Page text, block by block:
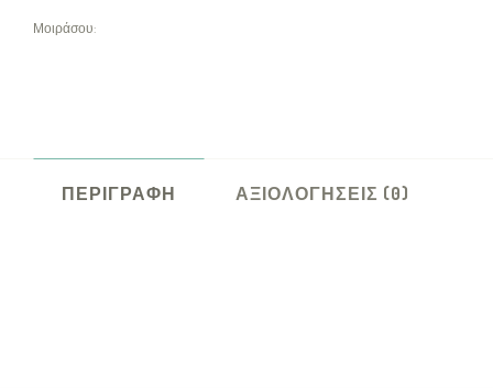
Μοιράσου:
ΠΕΡΙΓΡΑΦΉ ΑΞΙΟΛΟΓΉΣΕΙΣ (0)